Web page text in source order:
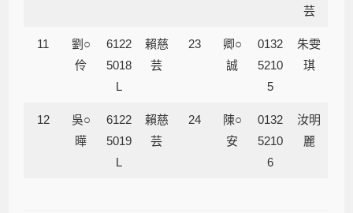
芸
11
劉○
伶
6122
5018
L
賴慈
芸
23
卿○
誠
0132
5210
5
朱雯
琪
12
吳○
曄
6122
5019
L
賴慈
芸
24
陳○
安
0132
5210
6
汝明
麗